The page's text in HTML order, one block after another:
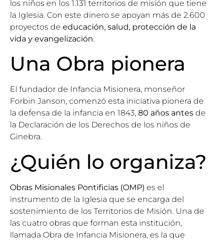
los niños en los 1.131 territorios de misión que tiene
la Iglesia. Con este dinero se apoyan más de 2.600
proyectos de educación, salud, protección de la
vida y evangelización.
Una Obra pionera
El fundador de Infancia Misionera, monseñor
Forbin Janson, comenzó esta iniciativa pionera de
la defensa de la infancia en 1843, 80 años antes de
la Declaración de los Derechos de los niños de
Ginebra.
¿Quién lo organiza?
Obras Misionales Pontificias (OMP) es el
instrumento de la Iglesia que se encarga del
sostenimiento de los Territorios de Misión. Una de
las cuatro obras que forman esta institución,
llamada Obra de Infancia Misionera, es la que